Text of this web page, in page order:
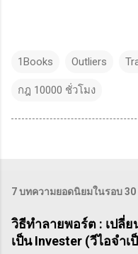
1Books Outliers
กฎ 10000 ชั่วโมง
7 บทความยอดนิยมในรอบ
วิธีทำลายพอร์ต : เปลี่
เป็น Invester (วีไอจำเ